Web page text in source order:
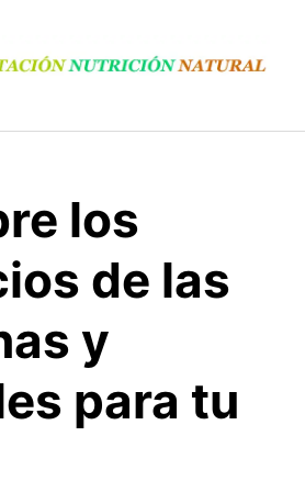
los
de las
y
para tu